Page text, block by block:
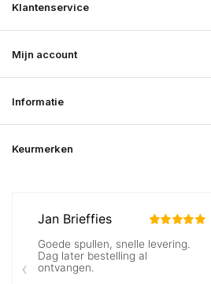
Klantenservice
Mijn account
Informatie
Keurmerken